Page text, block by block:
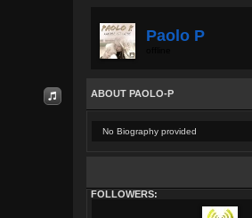
Paolo P
ABOUT PAOLO-P
No Biography provided
FOLLOWERS: